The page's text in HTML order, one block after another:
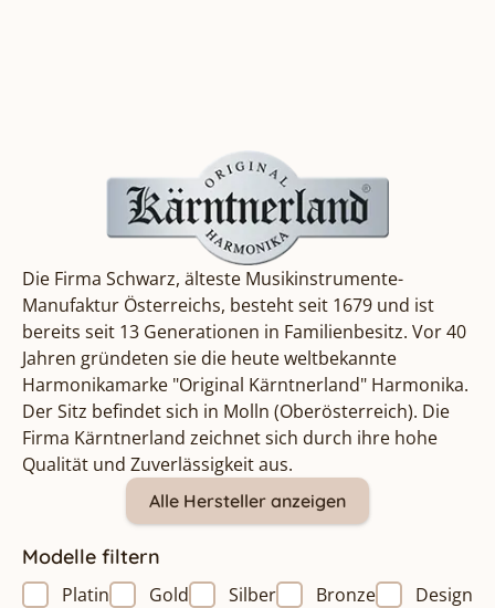
Die Firma Schwarz, älteste Musikinstrumente-
Manufaktur Österreichs, besteht seit 1679 und ist
bereits seit 13 Generationen in Familienbesitz. Vor 40
Jahren gründeten sie die heute weltbekannte
Harmonikamarke "Original Kärntnerland" Harmonika.
Der Sitz befindet sich in Molln (Oberösterreich). Die
Firma Kärntnerland zeichnet sich durch ihre hohe
Qualität und Zuverlässigkeit aus.
Alle Hersteller anzeigen
Modelle filtern
Platin Gold Silber Bronze Design